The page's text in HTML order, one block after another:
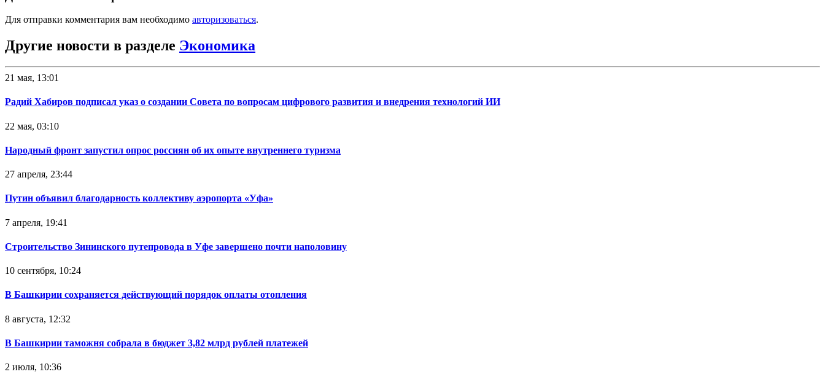
Для отправки комментария вам необходимо авторизоваться.
Другие новости в разделе Экономика
21 мая, 13:01
Радий Хабиров подписал указ о создании Совета по вопросам цифрового развития и внедрения технологий ИИ
22 мая, 03:10
Народный фронт запустил опрос россиян об их опыте внутреннего туризма
27 апреля, 23:44
Путин объявил благодарность коллективу аэропорта «Уфа»
7 апреля, 19:41
Строительство Зининского путепровода в Уфе завершено почти наполовину
10 сентября, 10:24
В Башкирии сохраняется действующий порядок оплаты отопления
8 августа, 12:32
В Башкирии таможня собрала в бюджет 3,82 млрд рублей платежей
2 июля, 10:36